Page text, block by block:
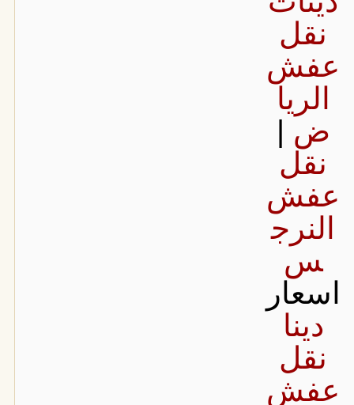
نقل
عفش
الريا
ض |
نقل
عفش
النرج
س
اسعار
دينا
نقل
عفش